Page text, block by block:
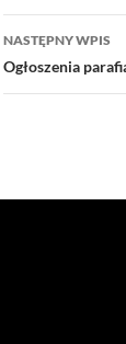
NASTĘPNY WPIS
Ogłoszenia